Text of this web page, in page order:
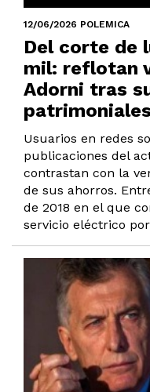
12/06/2026 POLEMICA
Del corte de
mil: reflotan
Adorni tras
patrimoniales
Usuarios en redes
publicaciones del
contrastan con la
de sus ahorros.
de 2018 en el que
servicio eléctrico